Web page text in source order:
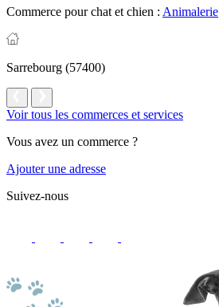
Commerce pour chat et chien : Animalerie
Sarrebourg (57400)
Voir tous les commerces et services
Vous avez un commerce ?
Ajouter une adresse
Suivez-nous